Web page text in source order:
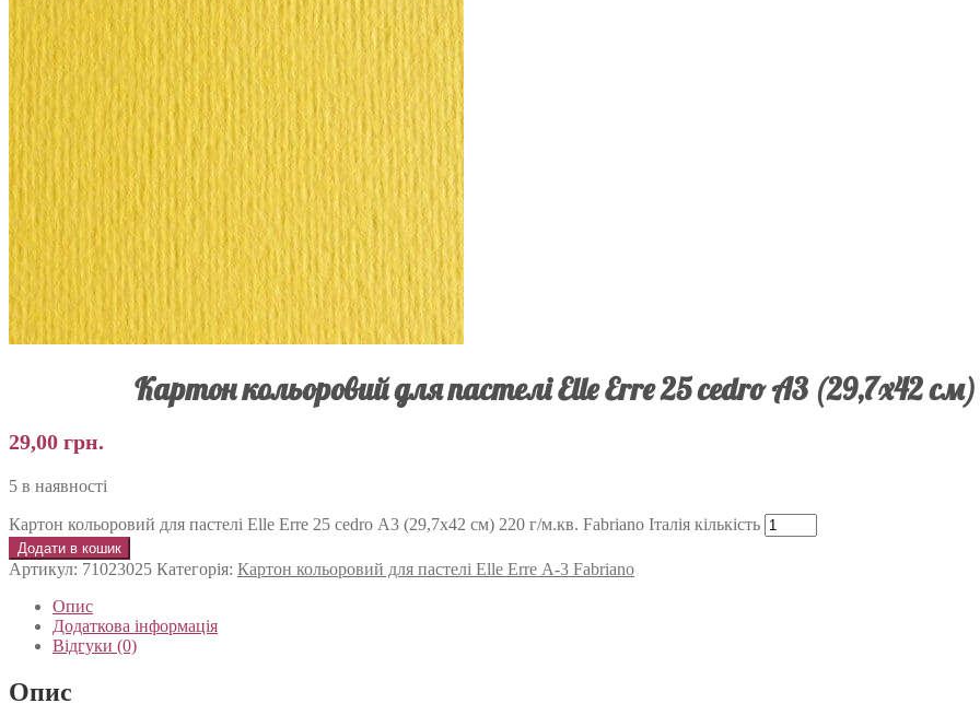
Картон кольоровий для пастелі Elle Erre 25 cedro А3 (29,7х42
29,00 грн.
5 в наявності
Картон кольоровий для пастелі Elle Erre 25 cedro А3 (29,7х42 см) 220 г/м.кв. Fabriano Італія кількість
Додати в кошик
Артикул: 71023025 Категорія: Картон кольоровий для пастелі Elle Erre А-3 Fabriano
Опис
Додаткова інформація
Відгуки (0)
Опис